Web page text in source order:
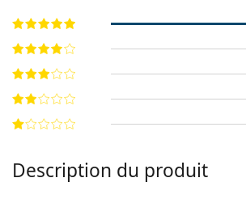
Description du produit